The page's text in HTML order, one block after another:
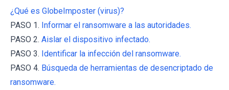
¿Qué es GlobeImposter (virus)?
PASO 1. Informar el ransomware a las autoridades.
PASO 2. Aislar el dispositivo infectado.
PASO 3. Identificar la infección del ransomware.
PASO 4. Búsqueda de herramientas de desencriptado de
ransomware.